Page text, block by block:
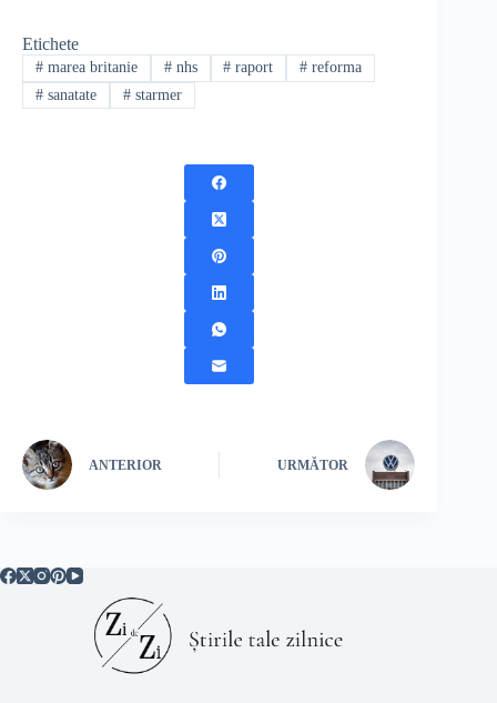
Etichete
#marea britanie #nhs # raport # reforma
#sanatate #starmer
ANTERIOR URMĂTOR